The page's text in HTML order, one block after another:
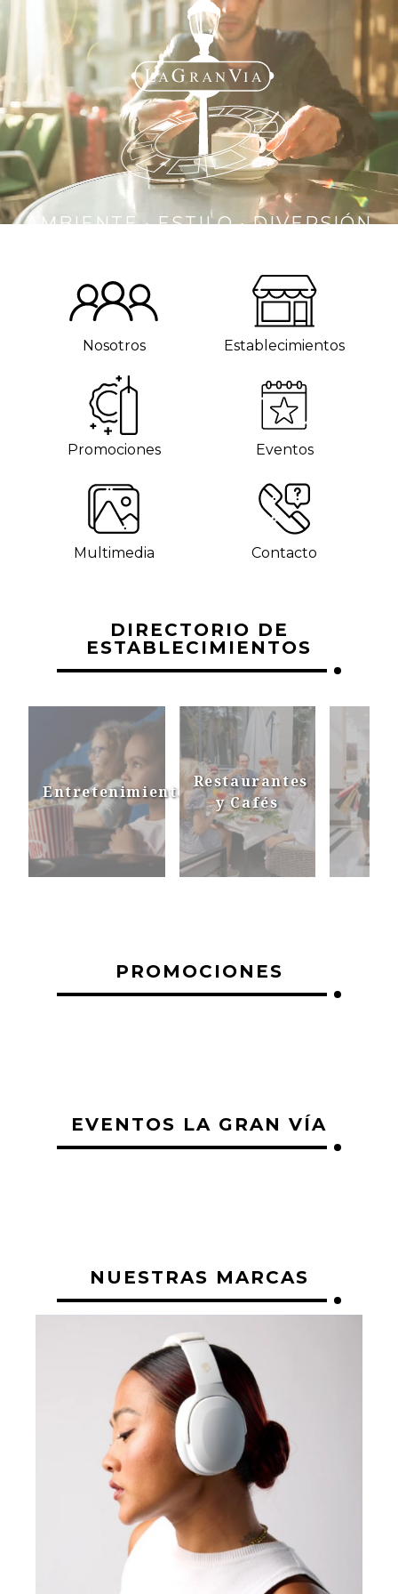
AMBIENTE • ESTILO • DIVERSIÓN
Nosotros Establecimientos
Promociones Eventos
Multimedia Contacto
DIRECTORIO DE
ESTABLECIMIENTOS
Entretenimiento
Restaurantes
y Cafés
PROMOCIONES
EVENTOS LA GRAN VÍA
NUESTRAS MARCAS